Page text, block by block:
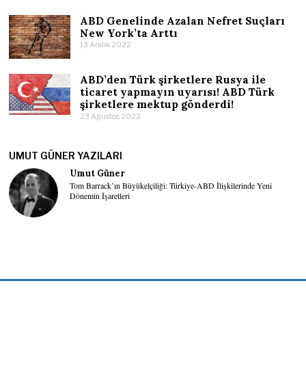
ABD Genelinde Azalan Nefret Suçları
New York’ta Arttı
13 Aralık 2022
ABD’den Türk şirketlere Rusya ile
ticaret yapmayın uyarısı! ABD Türk
şirketlere mektup gönderdi!
23 Ağustos 2022
UMUT GÜNER YAZILARI
Umut Güner
Tom Barrack’ın Büyükelçiliği: Türkiye-ABD İlişkilerinde Yeni
Dönemin İşaretleri